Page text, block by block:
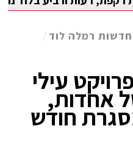
חדשות רמלה לוד /
עילי
אחדות,
חודש